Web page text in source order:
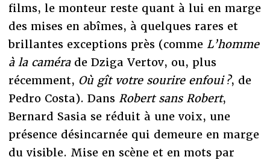
films, le monteur reste quant à lui en marge
des mises en abîmes, à quelques rares et
brillantes exceptions près (commeL’homme
à la camérade Dziga Vertov, ou, plus
récemment, Où gît votre sourire enfoui ?, de
Pedro Costa). Dans Robert sans Robert,
Bernard Sasia se réduit à une voix, une
présence désincarnée qui demeure en marge
du visible. Mise en scène et en mots par